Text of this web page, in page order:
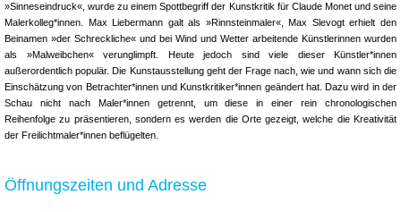
»Sinneseindruck«, wurde zu einem Spottbegriff der Kunstkritik für Claude Monet und seine
Malerkolleg*innen. Max Liebermann galt als »Rinnsteinmaler«, Max Slevogt erhielt den
Beinamen »der Schreckliche« und bei Wind und Wetter arbeitende Künstlerinnen wurden
als »Malweibchen« verunglimpft. Heute jedoch sind viele dieser Künstler*innen
außerordentlich populär. Die Kunstausstellung geht der Frage nach, wie und wann sich die
Einschätzung von Betrachter*innen und Kunstkritiker*innen geändert hat. Dazu wird in der
Schau nicht nach Maler*innen getrennt, um diese in einer rein chronologischen
Reihenfolge zu präsentieren, sondern es werden die Orte gezeigt, welche die Kreativität
der Freilichtmaler*innen beflügelten.
Öffnungszeiten und Adresse